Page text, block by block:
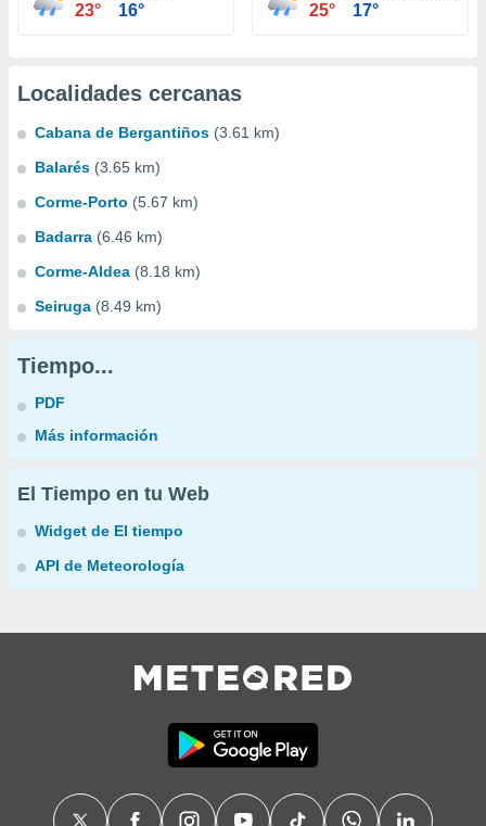
23° 16° 25° 17°
Localidades cercanas
Cabana de Bergantiños (3.61 km)
Balarés (3.65 km)
Corme-Porto (5.67 km)
Badarra (6.46 km)
Corme-Aldea (8.18 km)
Seiruga (8.49 km)
Tiempo...
PDF
Más información
El Tiempo en tu Web
Widget de El tiempo
API de Meteorología